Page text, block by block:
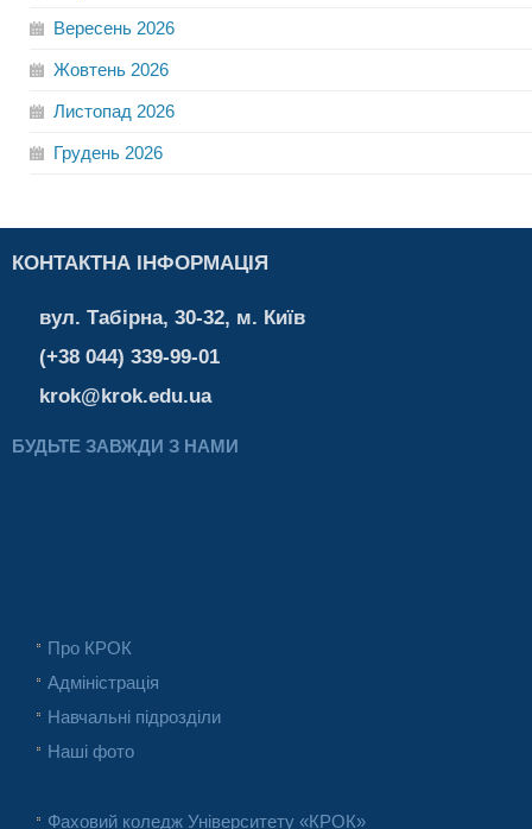
Вересень 2026
Жовтень 2026
Листопад 2026
Грудень 2026
КОНТАКТНА ІНФОРМАЦІЯ
вул. Табірна, 30-32, м. Київ
(+38 044) 339-99-01
krok@krok.edu.ua
БУДЬТЕ ЗАВЖДИ З НАМИ
Про КРОК
Адміністрація
Навчальні підрозділи
Наші фото
Фаховий коледж Університету «КРОК»